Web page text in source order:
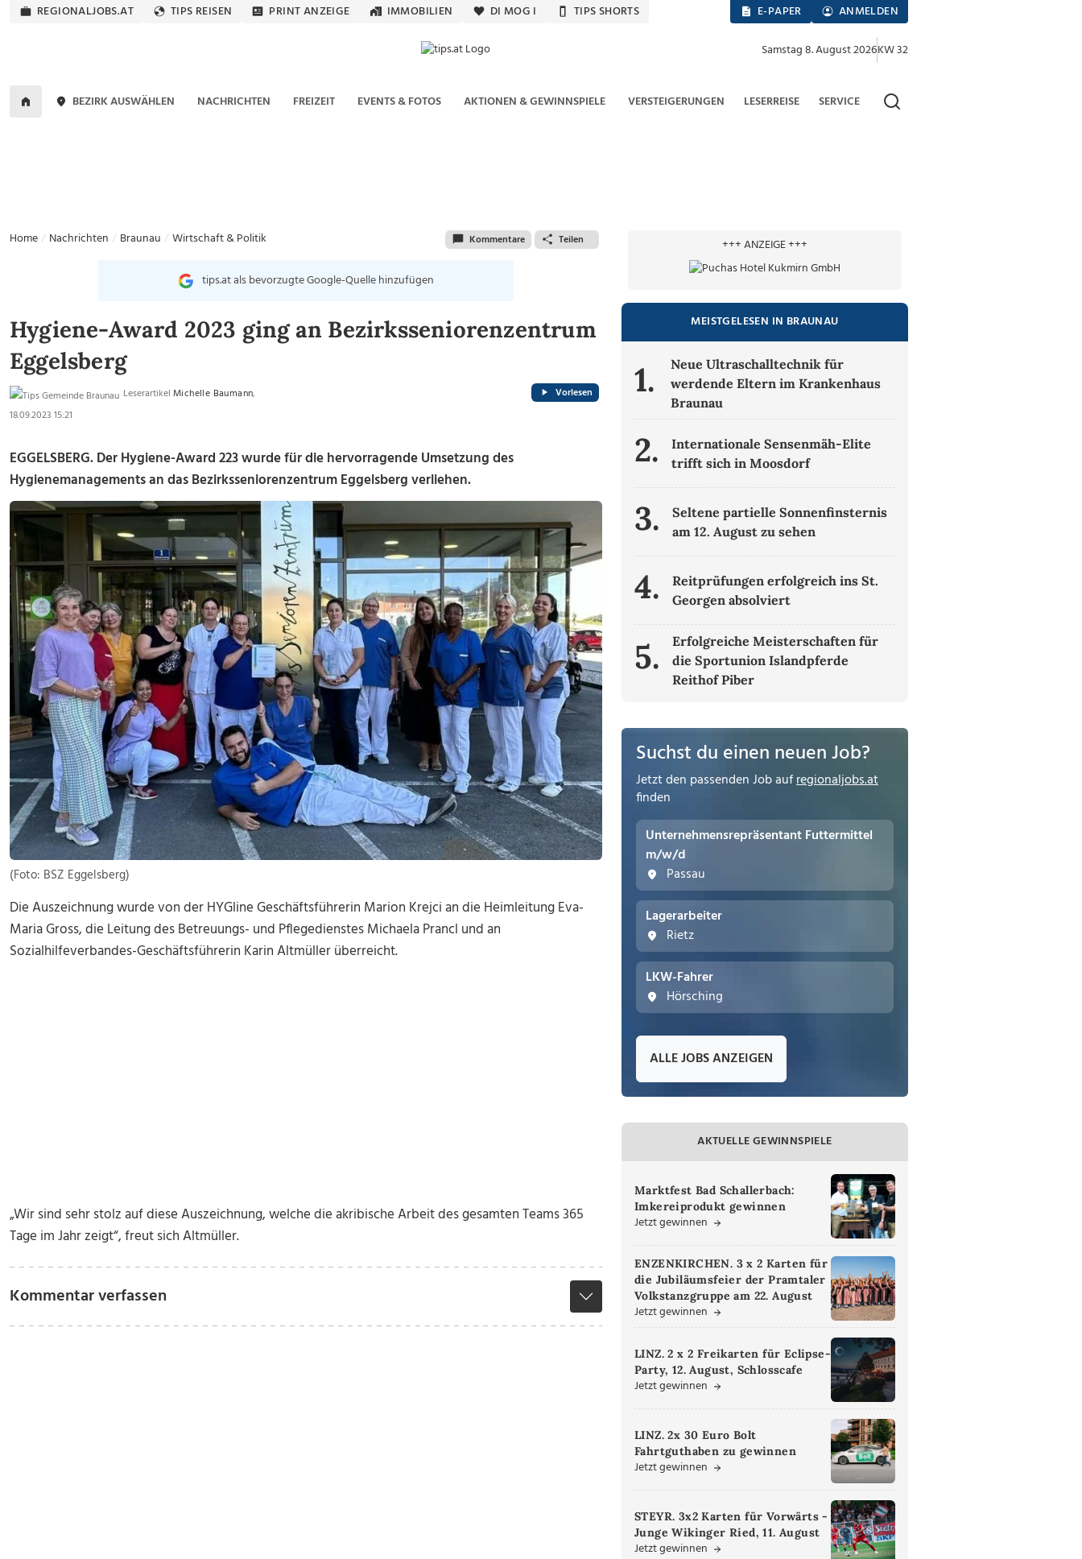
REGIONALJOBS.AT TIPS REISEN PRINT ANZEIGE IMMOBILIEN DI MOG I TIPS SHORTS E-PAPER ANMELDEN
Samstag 8. August 2026KW 32
BEZIRK AUSWÄHLEN NACHRICHTEN FREIZEIT EVENTS & FOTOS AKTIONEN & GEWINNSPIELE VERSTEIGERUNGEN LESERREISE SERVICE
Home Nachrichten Braunau Wirtschaft & Politik Kommentare Teilen
tips.at als bevorzugte Google-Quelle hinzufügen
Hygiene-Award 2023 ging an Bezirksseniorenzentrum
Eggelsberg
Leserartikel Michelle Baumann,
18.09.2023 15:21
Vorlesen
EGGELSBERG. Der Hygiene-Award 223 wurde für die hervorragende Umsetzung des
Hygienemanagements an das Bezirksseniorenzentrum Eggelsberg verliehen.
(Foto: BSZ Eggelsberg)
Die Auszeichnung wurde von der HYGline Geschäftsführerin Marion Krejci an die Heimleitung Eva-
Maria Gross, die Leitung des Betreuungs- und Pflegedienstes Michaela Prancl und an
Sozialhilfeverbandes-Geschäftsführerin Karin Altmüller überreicht.
„Wir sind sehr stolz auf diese Auszeichnung, welche die akribische Arbeit des gesamten Teams 365
Tage im Jahr zeigt“, freut sich Altmüller.
Kommentar verfassen
+++ ANZEIGE +++
MEISTGELESEN IN BRAUNAU
1.
Neue Ultraschalltechnik für
werdende Eltern im Krankenhaus
Braunau
2.
Internationale Sensenmäh-Elite
trifft sich in Moosdorf
3.
Seltene partielle Sonnenfinsternis
am 12. August zu sehen
4.
Reitprüfungen erfolgreich ins St.
Georgen absolviert
5.
Erfolgreiche Meisterschaften für
die Sportunion Islandpferde
Reithof Piber
Suchst du einen neuen Job?
Jetzt den passenden Job aufregionaljobs.at
finden
Unternehmensrepräsentant Futtermittel
m/w/d
Passau
Lagerarbeiter
Rietz
LKW-Fahrer
Hörsching
ALLE JOBS ANZEIGEN
AKTUELLE GEWINNSPIELE
Marktfest Bad Schallerbach:
Imkereiprodukt gewinnen
Jetzt gewinnen
ENZENKIRCHEN. 3 x 2 Karten für
die Jubiläumsfeier der Pramtaler
Volkstanzgruppe am 22. August
Jetzt gewinnen
LINZ. 2 x 2 Freikarten für Eclipse-
Party, 12. August, Schlosscafe
Jetzt gewinnen
LINZ. 2x 30 Euro Bolt
Fahrtguthaben zu gewinnen
Jetzt gewinnen
STEYR. 3x2 Karten für Vorwärts -
Junge Wikinger Ried, 11. August
Jetzt gewinnen